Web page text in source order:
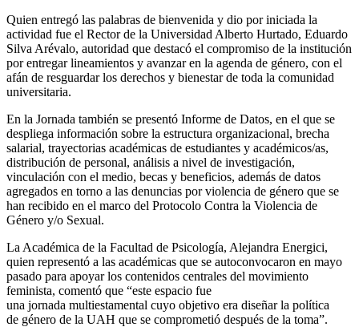
Quien entregó las palabras de bienvenida y dio por iniciada la
actividad fue el Rector de la Universidad Alberto Hurtado, Eduardo
Silva Arévalo, autoridad que destacó el compromiso de la institución
por entregar lineamientos y avanzar en la agenda de género, con el
afán de resguardar los derechos y bienestar de toda la comunidad
universitaria.
En la Jornada también se presentó Informe de Datos, en el que se
despliega información sobre la estructura organizacional, brecha
salarial, trayectorias académicas de estudiantes y académicos/as,
distribución de personal, análisis a nivel de investigación,
vinculación con el medio, becas y beneficios, además de datos
agregados en torno a las denuncias por violencia de género que se
han recibido en el marco del Protocolo Contra la Violencia de
Género y/o Sexual.
La Académica de la Facultad de Psicología, Alejandra Energici,
quien representó a las académicas que se autoconvocaron en mayo
pasado para apoyar los contenidos centrales del movimiento
feminista, comentó que “este espacio fue
una jornada multiestamental cuyo objetivo era diseñar la política
de género de la UAH que se comprometió después de la toma”.